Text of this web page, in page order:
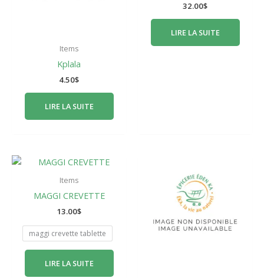
Items
Kplala
4.50$
LIRE LA SUITE
32.00$
LIRE LA SUITE
Items
MAGGI CREVETTE
13.00$
maggi crevette tablette
LIRE LA SUITE